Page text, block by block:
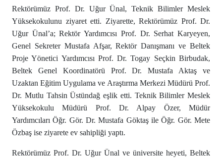
Rektörümüz Prof. Dr. Uğur Ünal, Teknik Bilimler Meslek
Yüksekokulunu ziyaret etti. Ziyarette, Rektörümüz Prof. Dr.
Uğur Ünal’a; Rektör Yardımcısı Prof. Dr. Serhat Karyeyen,
Genel Sekreter Mustafa Afşar, Rektör Danışmanı ve Beltek
Proje Yönetici Yardımcısı Prof. Dr. Togay Seçkin Birbudak,
Beltek Genel Koordinatörü Prof. Dr. Mustafa Aktaş ve
Uzaktan Eğitim Uygulama ve Araştırma Merkezi Müdürü Prof.
Dr. Mutlu Tahsin Üstündağ eşlik etti. Teknik Bilimler Meslek
Yüksekokulu Müdürü Prof. Dr. Alpay Özer, Müdür
Yardımcıları Öğr. Gör. Dr. Mustafa Göktaş ile Öğr. Gör. Mete
Özbaş ise ziyarete ev sahipliği yaptı.
Rektörümüz Prof. Dr. Uğur Ünal ve üniversite heyeti, Beltek